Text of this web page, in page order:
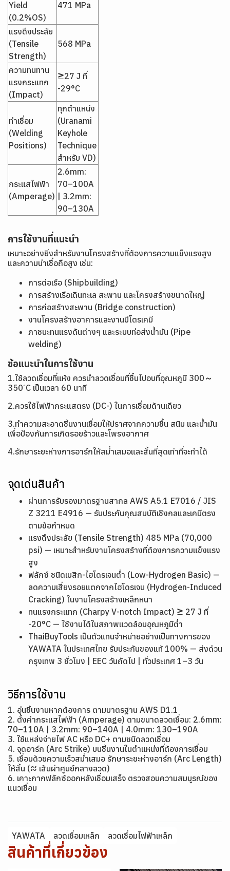
Yield
(0.2%OS)
471 MPa
แรงดึงประลัย
(Tensile
Strength)
568 MPa
ความทนทาน
แรงกระแทก
(Impact)
≥27 J ที่
-29°C
ท่าเชื่อม
(Welding
Positions)
ทุกตำแหน่ง
(Uranami
Keyhole
Technique
สำหรับ VD)
กระแสไฟฟ้า
(Amperage)
2.6mm:
70–100A
| 3.2mm:
90–130A
การใช้งานที่แนะนำ
เหมาะอย่างยิ่งสำหรับงานโครงสร้างที่ต้องการความแข็งแรงสูง
และความน่าเชื่อถือสูง เช่น:
การต่อเรือ (Shipbuilding)
การสร้างเรือเดินทะเล สะพาน และโครงสร้างขนาดใหญ่
การก่อสร้างสะพาน (Bridge construction)
งานโครงสร้างอาคารและงานปิโตรเคมี
ภาชนะทนแรงดันต่างๆ และระบบท่อส่งน้ำมัน (Pipe
welding)
ข้อแนะนำในการใช้งาน
1.ใช้ลวดเชื่อมที่แห้ง ควรนำลวดเชื่อมที่ชื้นไปอบที่อุณหภูมิ 300～
350 ํC เป็นเวลา 60 นาที
2.ควรใช้ไฟฟ้ากระแสตรง (DC-) ในการเชื่อมด้านเดียว
3.ทำความสะอาดชิ้นงานเชื่อมให้ปราศจากความชื้น สนิม และน้ำมัน
เพื่อป้องกันการเกิดรอยร้าวและโพรงอากาศ
4.รักษาระยะห่างการอาร์กให้สม่ำเสมอและสั้นที่สุดเท่าที่จะทำได้
จุดเด่นสินค้า
ผ่านการรับรองมาตรฐานสากล AWS A5.1 E7016 / JIS
Z 3211 E4916 — รับประกันคุณสมบัติเชิงกลและเคมีตรง
ตามข้อกำหนด
แรงดึงประลัย (Tensile Strength) 485 MPa (70,000
psi) — เหมาะสำหรับงานโครงสร้างที่ต้องการความแข็งแรง
สูง
ฟลักซ์ ชนิดเบสิก-ไฮโดรเจนต่ำ (Low-Hydrogen Basic) —
ลดความเสี่ยงรอยแตกจากไฮโดรเจน (Hydrogen-Induced
Cracking) ในงานโครงสร้างเหล็กหนา
ทนแรงกระแทก (Charpy V-notch Impact) ≥ 27 J ที่
-20°C — ใช้งานได้ในสภาพแวดล้อมอุณหภูมิต่ำ
ThaiBuyTools เป็นตัวแทนจำหน่ายอย่างเป็นทางการของ
YAWATA ในประเทศไทย รับประกันของแท้ 100% — ส่งด่วน
กรุงเทพ 3 ชั่วโมง | EEC วันถัดไป | ทั่วประเทศ 1–3 วัน
วิธีการใช้งาน
1. อุ่นชิ้นงานหากต้องการ ตามมาตรฐาน AWS D1.1
2. ตั้งค่ากระแสไฟฟ้า (Amperage) ตามขนาดลวดเชื่อม: 2.6mm:
70–110A | 3.2mm: 90–140A | 4.0mm: 130–190A
3. ใช้แหล่งจ่ายไฟ AC หรือ DC+ ตามชนิดลวดเชื่อม
4. จุดอาร์ก (Arc Strike) บนชิ้นงานในตำแหน่งที่ต้องการเชื่อม
5. เชื่อมด้วยความเร็วสม่ำเสมอ รักษาระยะห่างอาร์ก (Arc Length)
ให้สั้น (≈ เส้นผ่าศูนย์กลางลวด)
6. เคาะกากฟลักซ์ออกหลังเชื่อมเสร็จ ตรวจสอบความสมบูรณ์ของ
แนวเชื่อม
YAWATA ลวดเชื่อมเหล็ก ลวดเชื่อมไฟฟ้าเหล็ก
สินค้าที่เกี่ยวข้อง